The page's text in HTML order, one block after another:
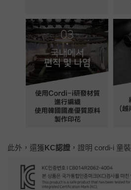
此外，還獲KC認證 ，證明 cordi-i 童裝